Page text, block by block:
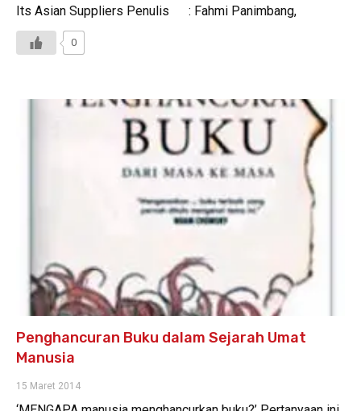
Its Asian Suppliers Penulis : Fahmi Panimbang,
0
Penghancuran Buku dalam Sejarah Umat
Manusia
15 Maret 2014